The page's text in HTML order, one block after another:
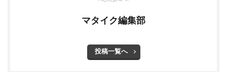
マタイク編集部
投稿一覧へ